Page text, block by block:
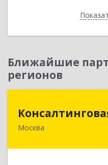
Ближайшие
регионов
Москва
117218, Москва г,